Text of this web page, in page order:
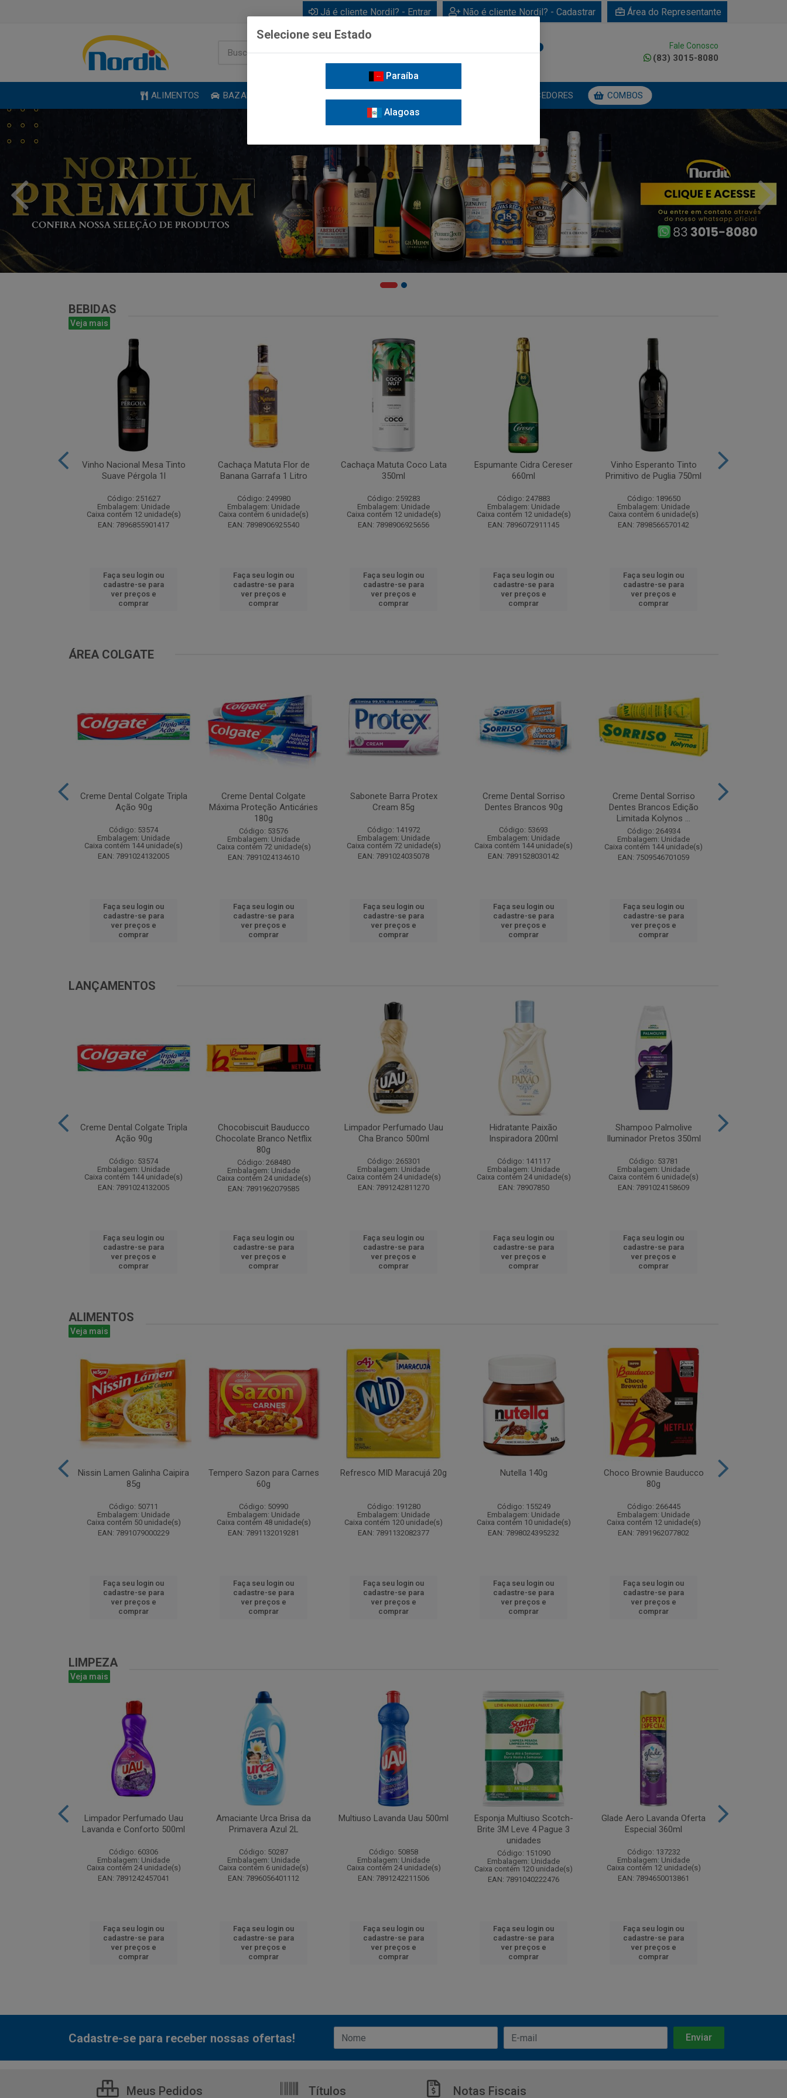
Já é cliente Nordil? - Entrar Não é cliente Nordil? - Cadastrar Área do Representante
Fale Conosco
(83) 3015-8080
ALIMENTOS BAZAR FORNECEDORES COMBOS
BEBIDAS
Veja mais
Vinho Nacional Mesa Tinto
Suave Pérgola 1l
Código: 251627
Embalagem: Unidade
Caixa contém 12 unidade(s)
EAN: 7896855901417
Faça seu login ou
cadastre-se para
ver preços e
comprar
Cachaça Matuta Flor de
Banana Garrafa 1 Litro
Código: 249980
Embalagem: Unidade
Caixa contém 6 unidade(s)
EAN: 7898906925540
Faça seu login ou
cadastre-se para
ver preços e
comprar
Cachaça Matuta Coco Lata
350ml
Código: 259283
Embalagem: Unidade
Caixa contém 12 unidade(s)
EAN: 7898906925656
Faça seu login ou
cadastre-se para
ver preços e
comprar
Espumante Cidra Cereser
660ml
Código: 247883
Embalagem: Unidade
Caixa contém 12 unidade(s)
EAN: 7896072911145
Faça seu login ou
cadastre-se para
ver preços e
comprar
Vinho Esperanto Tinto
Primitivo de Puglia 750ml
Código: 189650
Embalagem: Unidade
Caixa contém 6 unidade(s)
EAN: 7898566570142
Faça seu login ou
cadastre-se para
ver preços e
comprar
ÁREA COLGATE
Creme Dental Colgate Tripla
Ação 90g
Código: 53574
Embalagem: Unidade
Caixa contém 144 unidade(s)
EAN: 7891024132005
Faça seu login ou
cadastre-se para
ver preços e
comprar
Creme Dental Colgate
Máxima Proteção Anticáries
180g
Código: 53576
Embalagem: Unidade
Caixa contém 72 unidade(s)
EAN: 7891024134610
Faça seu login ou
cadastre-se para
ver preços e
comprar
Sabonete Barra Protex
Cream 85g
Código: 141972
Embalagem: Unidade
Caixa contém 72 unidade(s)
EAN: 7891024035078
Faça seu login ou
cadastre-se para
ver preços e
comprar
Creme Dental Sorriso
Dentes Brancos 90g
Código: 53693
Embalagem: Unidade
Caixa contém 144 unidade(s)
EAN: 7891528030142
Faça seu login ou
cadastre-se para
ver preços e
comprar
Creme Dental Sorriso
Dentes Brancos Edição
Limitada Kolynos ...
Código: 264934
Embalagem: Unidade
Caixa contém 144 unidade(s)
EAN: 7509546701059
Faça seu login ou
cadastre-se para
ver preços e
comprar
LANÇAMENTOS
Creme Dental Colgate Tripla
Ação 90g
Código: 53574
Embalagem: Unidade
Caixa contém 144 unidade(s)
EAN: 7891024132005
Faça seu login ou
cadastre-se para
ver preços e
comprar
Chocobiscuit Bauducco
Chocolate Branco Netflix
80g
Código: 268480
Embalagem: Unidade
Caixa contém 24 unidade(s)
EAN: 7891962079585
Faça seu login ou
cadastre-se para
ver preços e
comprar
Limpador Perfumado Uau
Cha Branco 500ml
Código: 265301
Embalagem: Unidade
Caixa contém 24 unidade(s)
EAN: 7891242811270
Faça seu login ou
cadastre-se para
ver preços e
comprar
Hidratante Paixão
Inspiradora 200ml
Código: 141117
Embalagem: Unidade
Caixa contém 24 unidade(s)
EAN: 78907850
Faça seu login ou
cadastre-se para
ver preços e
comprar
Shampoo Palmolive
Iluminador Pretos 350ml
Código: 53781
Embalagem: Unidade
Caixa contém 6 unidade(s)
EAN: 7891024158609
Faça seu login ou
cadastre-se para
ver preços e
comprar
ALIMENTOS
Veja mais
Nissin Lamen Galinha Caipira
85g
Código: 50711
Embalagem: Unidade
Caixa contém 50 unidade(s)
EAN: 7891079000229
Faça seu login ou
cadastre-se para
ver preços e
comprar
Tempero Sazon para Carnes
60g
Código: 50990
Embalagem: Unidade
Caixa contém 48 unidade(s)
EAN: 7891132019281
Faça seu login ou
cadastre-se para
ver preços e
comprar
Refresco MID Maracujá 20g
Código: 191280
Embalagem: Unidade
Caixa contém 120 unidade(s)
EAN: 7891132082377
Faça seu login ou
cadastre-se para
ver preços e
comprar
Nutella 140g
Código: 155249
Embalagem: Unidade
Caixa contém 10 unidade(s)
EAN: 7898024395232
Faça seu login ou
cadastre-se para
ver preços e
comprar
Choco Brownie Bauducco
80g
Código: 266445
Embalagem: Unidade
Caixa contém 12 unidade(s)
EAN: 7891962077802
Faça seu login ou
cadastre-se para
ver preços e
comprar
LIMPEZA
Veja mais
Limpador Perfumado Uau
Lavanda e Conforto 500ml
Código: 60306
Embalagem: Unidade
Caixa contém 24 unidade(s)
EAN: 7891242457041
Faça seu login ou
cadastre-se para
ver preços e
comprar
Amaciante Urca Brisa da
Primavera Azul 2L
Código: 50287
Embalagem: Unidade
Caixa contém 6 unidade(s)
EAN: 7896056401112
Faça seu login ou
cadastre-se para
ver preços e
comprar
Multiuso Lavanda Uau 500ml
Código: 50858
Embalagem: Unidade
Caixa contém 24 unidade(s)
EAN: 7891242211506
Faça seu login ou
cadastre-se para
ver preços e
comprar
Esponja Multiuso Scotch-
Brite 3M Leve 4 Pague 3
unidades
Código: 151090
Embalagem: Unidade
Caixa contém 120 unidade(s)
EAN: 7891040222476
Faça seu login ou
cadastre-se para
ver preços e
comprar
Glade Aero Lavanda Oferta
Especial 360ml
Código: 137232
Embalagem: Unidade
Caixa contém 12 unidade(s)
EAN: 7894650013861
Faça seu login ou
cadastre-se para
ver preços e
comprar
Cadastre-se para receber nossas ofertas!
Meus Pedidos Títulos Notas Fiscais
Selecione seu Estado
Paraíba
Alagoas